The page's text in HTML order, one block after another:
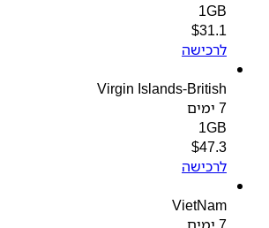
1GB
$31.1
לרכישה
Virgin Islands-British
1GB
$47.3
לרכישה
VietNam